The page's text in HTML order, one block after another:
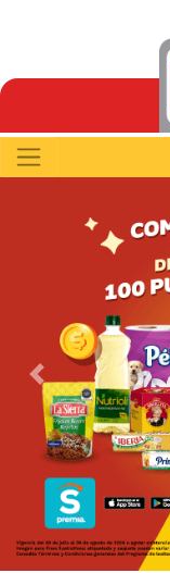
Previous